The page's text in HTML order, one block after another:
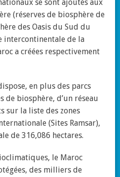
se sont ajoutés aux
(réserves de biosphère de
des Oasis du Sud du
intercontinentale de la
a créées respectivement
en plus des parcs
de biosphère, d’un réseau
sur la liste des zones
(Sites Ramsar),
de 316,086 hectares.
le Maroc
des milliers de